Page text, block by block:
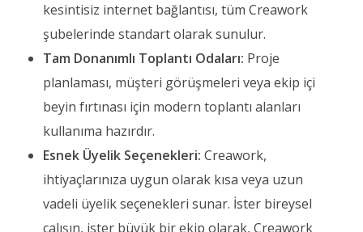
kesintisiz internet bağlantısı, tüm Creawork
şubelerinde standart olarak sunulur.
Tam Donanımlı Toplantı Odaları: Proje
planlaması, müşteri görüşmeleri veya ekip içi
beyin fırtınası için modern toplantı alanları
kullanıma hazırdır.
Esnek Üyelik Seçenekleri: Creawork,
ihtiyaçlarınıza uygun olarak kısa veya uzun
vadeli üyelik seçenekleri sunar. İster bireysel
çalışın, ister büyük bir ekip olarak, Creawork